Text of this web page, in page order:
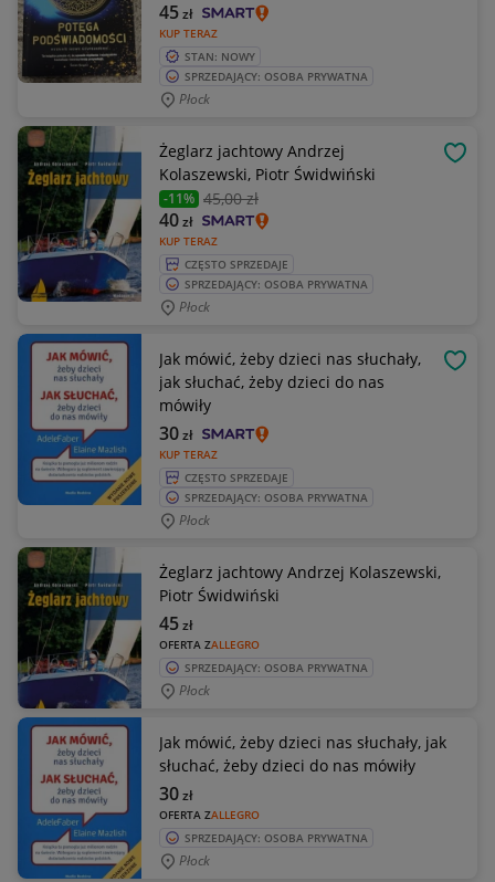
KUP TERAZ
45zł
STAN: NOWY
SPRZEDAJĄCY: OSOBA PRYWATNA
Płock
Żeglarz jachtowy Andrzej
Kolaszewski, Piotr Świdwiński
-11% 45,00 zł
KUP TERAZ
40zł
CZĘSTO SPRZEDAJE
SPRZEDAJĄCY: OSOBA PRYWATNA
Płock
Jak mówić, żeby dzieci nas słuchały,
jak słuchać, żeby dzieci do nas
mówiły
KUP TERAZ
30zł
CZĘSTO SPRZEDAJE
SPRZEDAJĄCY: OSOBA PRYWATNA
Płock
Żeglarz jachtowy Andrzej Kolaszewski,
Piotr Świdwiński
OFERTA ZALLEGRO
45zł
SPRZEDAJĄCY: OSOBA PRYWATNA
Płock
Jak mówić, żeby dzieci nas słuchały, jak
słuchać, żeby dzieci do nas mówiły
OFERTA ZALLEGRO
30zł
SPRZEDAJĄCY: OSOBA PRYWATNA
Płock